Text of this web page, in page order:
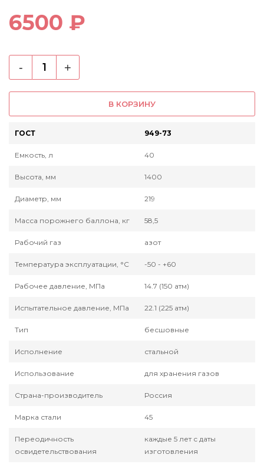
6500 ₽
- +
В КОРЗИНУ
ГОСТ 949-73
Емкость, л 40
Высота, мм 1400
Диаметр, мм 219
Масса порожнего баллона, кг 58,5
Рабочий газ азот
Температура эксплуатации, °С -50 - +60
Рабочее давление, МПа 14.7 (150 атм)
Испытательное давление, МПа 22.1 (225 атм)
Тип бесшовные
Исполнение стальной
Использование для хранения газов
Страна-производитель Россия
Марка стали 45
Переодичность
освидетельствования
каждые 5 лет с даты
изготовления